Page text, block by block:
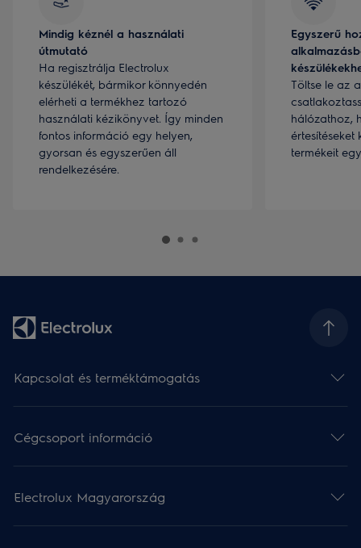
Mindig kéznél a használati
útmutató
Ha regisztrálja Electrolux
készülékét, bármikor könnyedén
elérheti a termékhez tartozó
használati kézikönyvet. Így minden
fontos információ egy helyen,
gyorsan és egyszerűen áll
rendelkezésére.
Egyszerű
Töltse le az
hálózathoz,
értesítéseket
termékeit
Kapcsolat és terméktámogatás
Cégcsoport információ
Electrolux Magyarország